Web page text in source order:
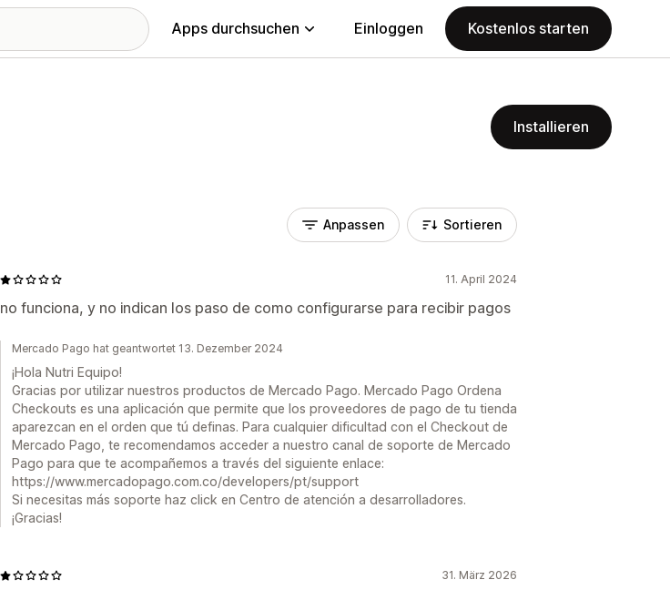
Apps durchsuchen Einloggen Kostenlos starten
Installieren
Anpassen Sortieren
11. April 2024
no funciona, y no indican los paso de como configurarse para recibir pagos
Mercado Pago hat geantwortet 13. Dezember 2024
¡Hola Nutri Equipo!
Gracias por utilizar nuestros productos de Mercado Pago. Mercado Pago Ordena
Checkouts es una aplicación que permite que los proveedores de pago de tu tienda
aparezcan en el orden que tú definas. Para cualquier dificultad con el Checkout de
Mercado Pago, te recomendamos acceder a nuestro canal de soporte de Mercado
Pago para que te acompañemos a través del siguiente enlace:
https://www.mercadopago.com.co/developers/pt/support
Si necesitas más soporte haz click en Centro de atención a desarrolladores.
¡Gracias!
31. März 2026